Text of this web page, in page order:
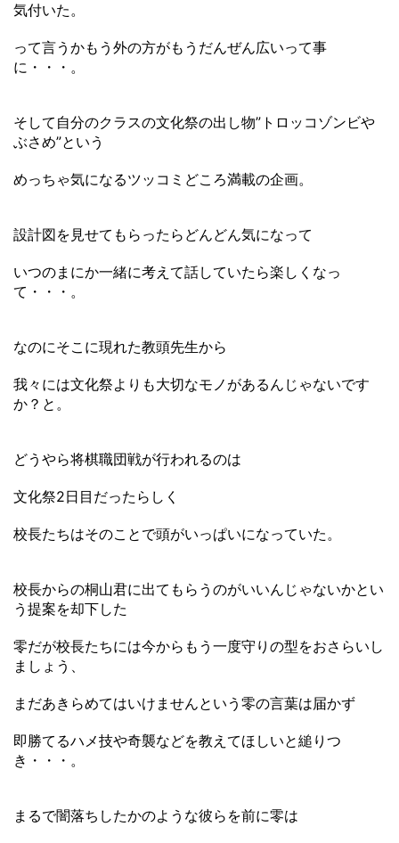
気付いた。
って言うかもう外の方がもうだんぜん広いって事
に・・・。
そして自分のクラスの文化祭の出し物”トロッコゾンビや
ぶさめ”という
めっちゃ気になるツッコミどころ満載の企画。
設計図を見せてもらったらどんどん気になって
いつのまにか一緒に考えて話していたら楽しくなっ
て・・・。
なのにそこに現れた教頭先生から
我々には文化祭よりも大切なモノがあるんじゃないです
か？と。
どうやら将棋職団戦が行われるのは
文化祭2日目だったらしく
校長たちはそのことで頭がいっぱいになっていた。
校長からの桐山君に出てもらうのがいいんじゃないかとい
う提案を却下した
零だが校長たちには今からもう一度守りの型をおさらいし
ましょう、
まだあきらめてはいけませんという零の言葉は届かず
即勝てるハメ技や奇襲などを教えてほしいと縋りつ
き・・・。
まるで闇落ちしたかのような彼らを前に零は